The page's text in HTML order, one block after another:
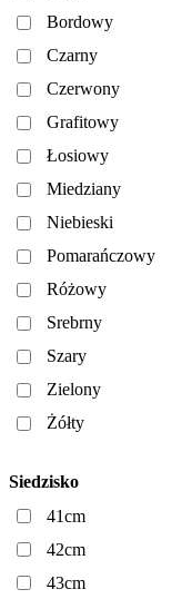
Bordowy
Czarny
Czerwony
Grafitowy
Łosiowy
Miedziany
Niebieski
Pomarańczowy
Różowy
Srebrny
Szary
Zielony
Żółty
Siedzisko
41cm
42cm
43cm